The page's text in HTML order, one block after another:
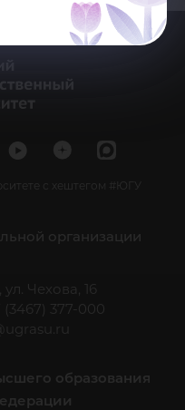
с хештегом #ЮГУ
организации
Чехова, 16
(3467) 377-000
образования